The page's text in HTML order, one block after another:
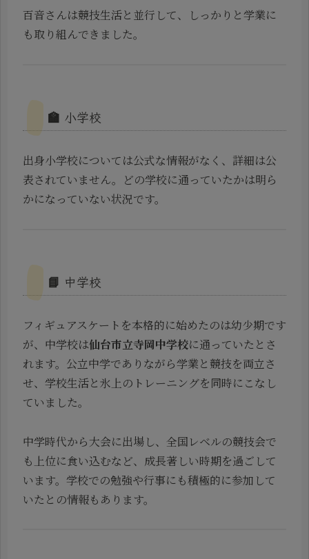
百音さんは競技生活と並行して、しっかりと学業に
も取り組んできました。
🏫 小学校
出身小学校については公式な情報がなく、詳細は公
表されていません。どの学校に通っていたかは明ら
かになっていない状況です。
📘 中学校
フィギュアスケートを本格的に始めたのは幼少期です
が、中学校は仙台市立寺岡中学校に通っていたとさ
れます。公立中学でありながら学業と競技を両立さ
せ、学校生活と氷上のトレーニングを同時にこなし
ていました。
中学時代から大会に出場し、全国レベルの競技会で
も上位に食い込むなど、成長著しい時期を過ごして
います。学校での勉強や行事にも積極的に参加して
いたとの情報もあります。